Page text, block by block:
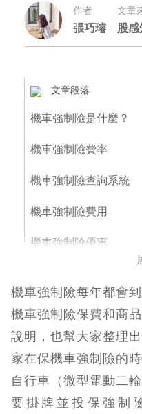
作者
張巧璿
文章
股
文章段落
機車強制險是什麼？
機車強制險費率
機車強制險查詢系統
機車強制險費用
機車強制險優惠
機車強制險理賠範圍與
影響機車強制險費用
資料來源：強制汽車
機車強制險線上投保教
機車強制險每年都會
機車強制險保費和商
說明，也幫大家整理
家在保機車強制險的
自行車（微型電動二
要掛牌並投保強制